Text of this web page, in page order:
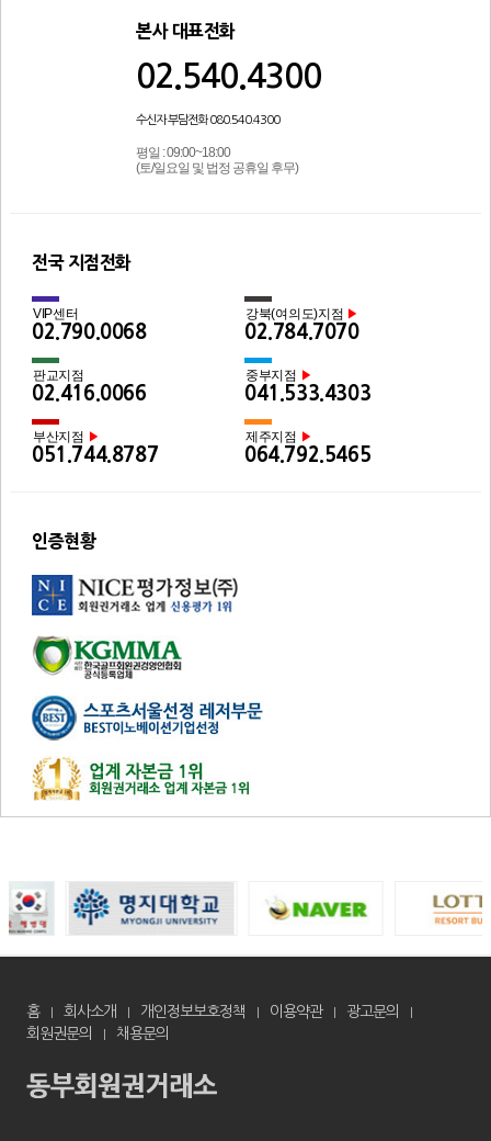
본사 대표전화
02.540.4300
수신자 부담전화 080.540.4300
평일 : 09:00~18:00
(토/일요일 및 법정 공휴일 후무)
전국 지점전화
VIP센터
02.790.0068
강북(여의도)지점 ▶
02.784.7070
판교지점
02.416.0066
중부지점 ▶
041.533.4303
부산지점 ▶
051.744.8787
제주지점 ▶
064.792.5465
인증현황
홈 회사소개 개인정보보호정책 이용약관
광고문의
회원권문의
채용문의